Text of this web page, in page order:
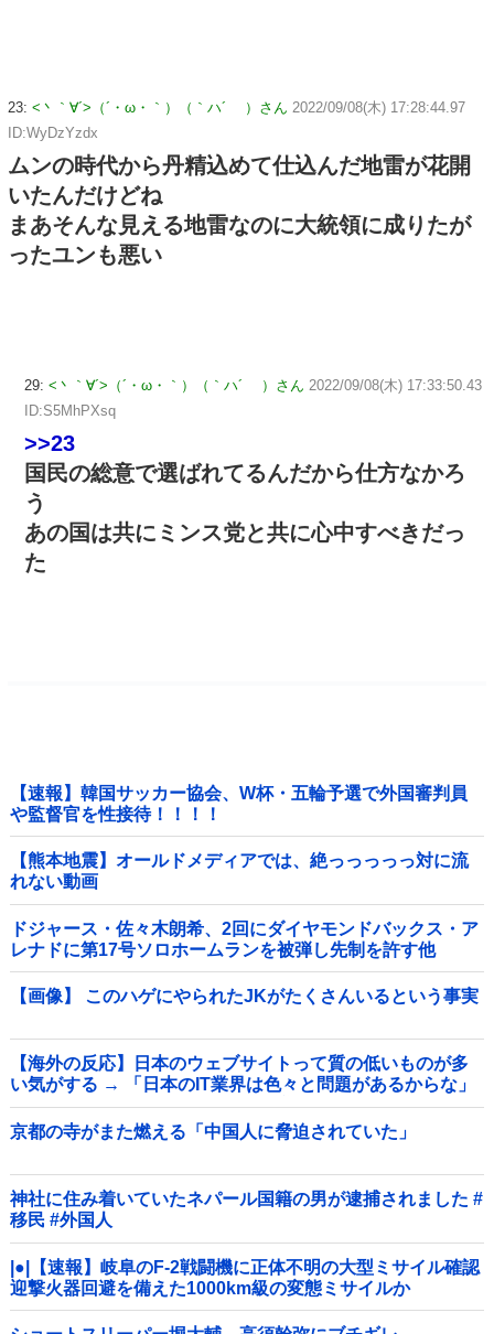
23: <丶｀∀´>（´・ω・｀）（｀ハ´ ）さん 2022/09/08(木) 17:28:44.97
ID:WyDzYzdx
ムンの時代から丹精込めて仕込んだ地雷が花開
いたんだけどね
まあそんな見える地雷なのに大統領に成りたが
ったユンも悪い
29: <丶｀∀´>（´・ω・｀）（｀ハ´ ）さん 2022/09/08(木) 17:33:50.43
ID:S5MhPXsq
>>23
国民の総意で選ばれてるんだから仕方なかろ
う
あの国は共にミンス党と共に心中すべきだっ
た
【速報】韓国サッカー協会、W杯・五輪予選で外国審判員
や監督官を性接待！！！！
【熊本地震】オールドメディアでは、絶っっっっっ対に流
れない動画
ドジャース・佐々木朗希、2回にダイヤモンドバックス・ア
レナドに第17号ソロホームランを被弾し先制を許す他
【画像】 このハゲにやられたJKがたくさんいるという事実
【海外の反応】日本のウェブサイトって質の低いものが多
い気がする → 「日本のIT業界は色々と問題があるからな」
「ゲームのUIは優れてるのに不思議」
京都の寺がまた燃える「中国人に脅迫されていた」
神社に住み着いていたネパール国籍の男が逮捕されました #
移民 #外国人
|●|【速報】岐阜のF-2戦闘機に正体不明の大型ミサイル確認
迎撃火器回避を備えた1000km級の変態ミサイルか